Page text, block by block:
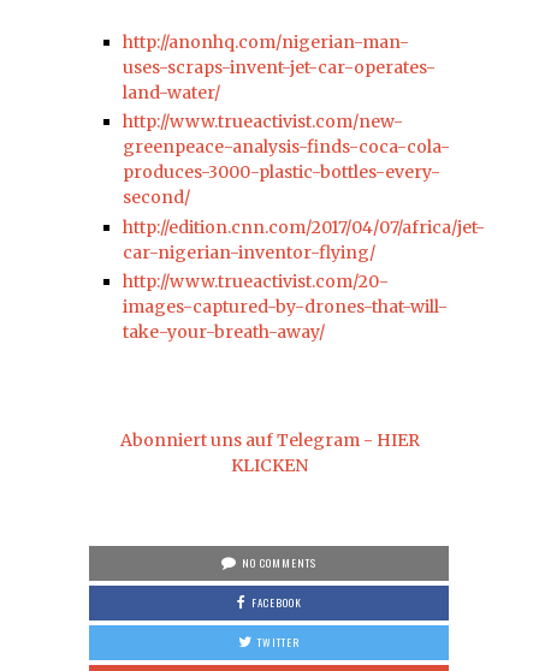
http://anonhq.com/nigerian-man-
uses-scraps-invent-jet-car-operates-
land-water/
http://www.trueactivist.com/new-
greenpeace-analysis-finds-coca-cola-
produces-3000-plastic-bottles-every-
second/
http://edition.cnn.com/2017/04/07/africa/jet-
car-nigerian-inventor-flying/
http://www.trueactivist.com/20-
images-captured-by-drones-that-will-
take-your-breath-away/
Abonniert uns auf Telegram - HIER
KLICKEN
NO COMMENTS
FACEBOOK
TWITTER